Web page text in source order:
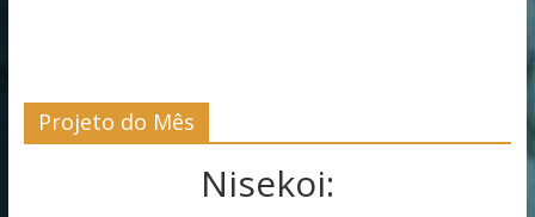
Projeto do Mês
Nisekoi: